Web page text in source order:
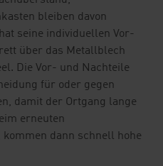
bleiben davon
seine individuellen Vor-
über das Metallblech
Die Vor- und Nachteile
für oder gegen
damit der Ortgang lange
erneuten
dann schnell hohe